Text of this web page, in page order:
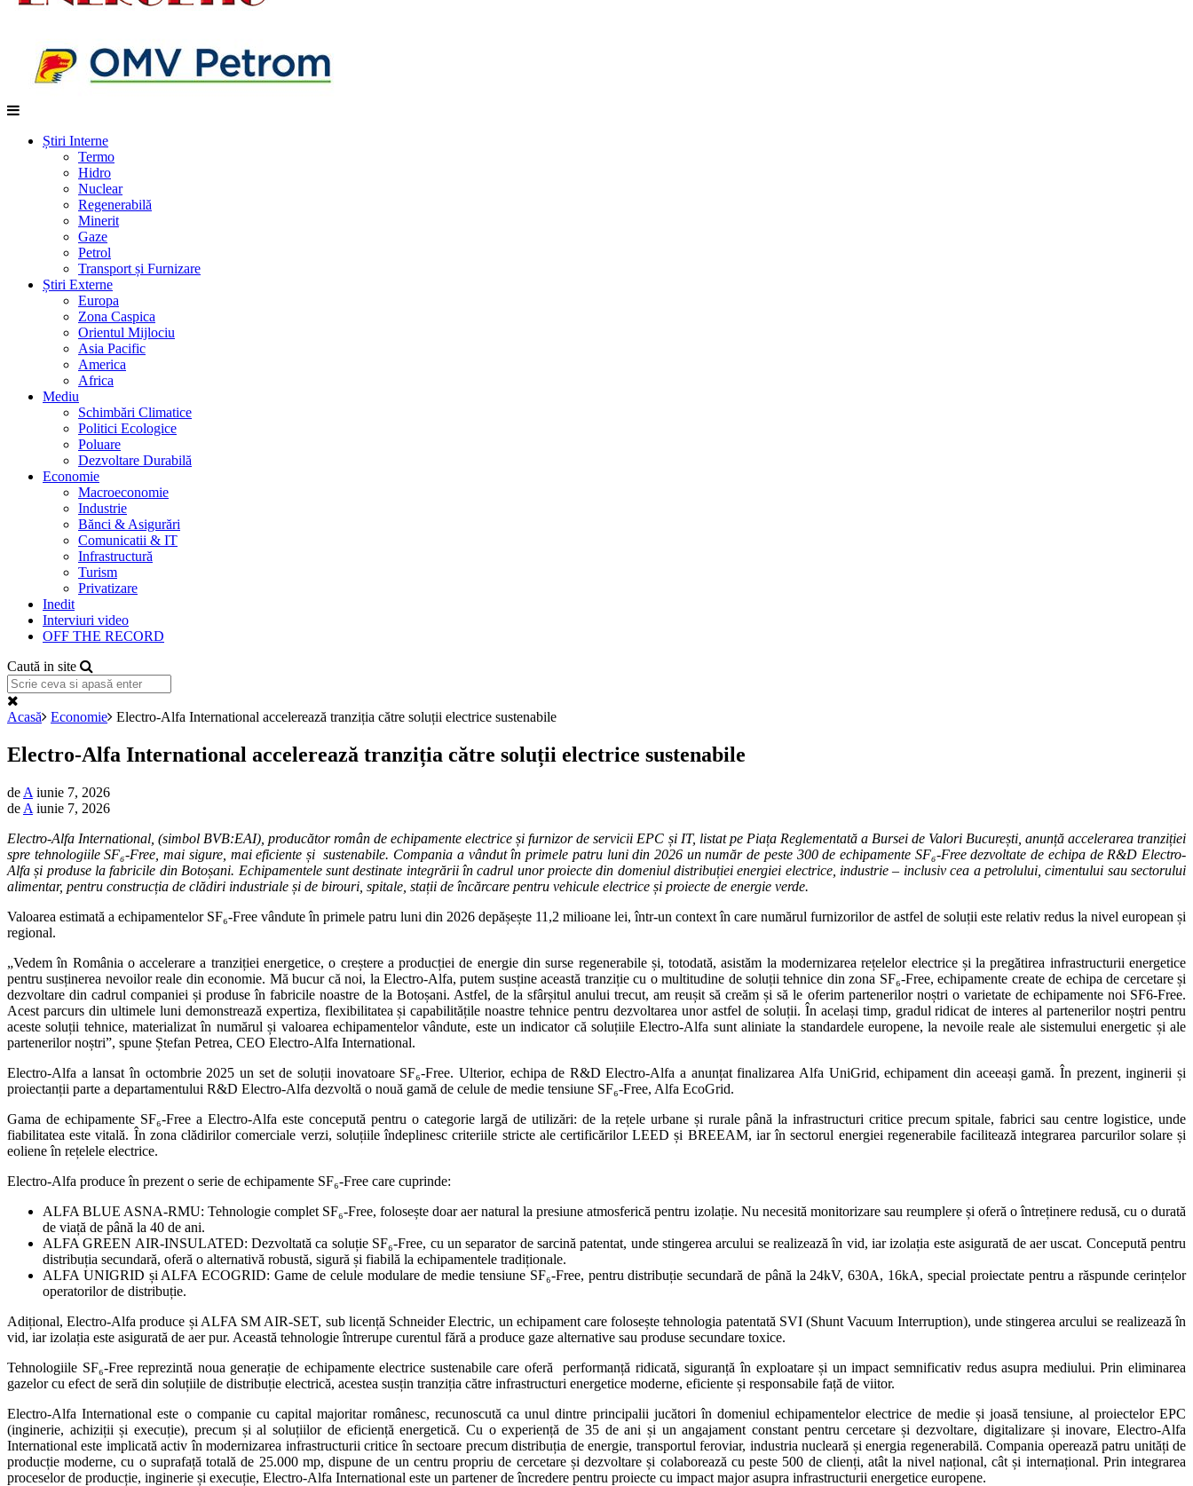
Știri Interne
Termo
Hidro
Nuclear
Regenerabilă
Minerit
Gaze
Petrol
Transport și Furnizare
Știri Externe
Europa
Zona Caspica
Orientul Mijlociu
Asia Pacific
America
Africa
Mediu
Schimbări Climatice
Politici Ecologice
Poluare
Dezvoltare Durabilă
Economie
Macroeconomie
Industrie
Bănci & Asigurări
Comunicatii & IT
Infrastructură
Turism
Privatizare
Inedit
Interviuri video
OFF THE RECORD
Caută in site
Acasă Economie Electro-Alfa International accelerează tranziția către soluții electrice sustenabile
Electro-Alfa International accelerează tranziția către soluții electrice sustenabile
de A iunie 7, 2026
de A iunie 7, 2026
Electro-Alfa International, (simbol BVB:EAI), producător român de echipamente electrice și furnizor de servicii EPC și IT, listat pe Piața Reglementată a Bursei de Valori București, anunță accelerarea tranziției
spre tehnologiile SF₆-Free, mai sigure, mai eficiente și sustenabile. Compania a vândut în primele patru luni din 2026 un număr de peste 300 de echipamente SF₆-Free dezvoltate de echipa de R&D Electro-
Alfa și produse la fabricile din Botoșani. Echipamentele sunt destinate integrării în cadrul unor proiecte din domeniul distribuției energiei electrice, industrie – inclusiv cea a petrolului, cimentului sau sectorului
alimentar, pentru construcția de clădiri industriale și de birouri, spitale, stații de încărcare pentru vehicule electrice și proiecte de energie verde.
Valoarea estimată a echipamentelor SF₆-Free vândute în primele patru luni din 2026 depășește 11,2 milioane lei, într-un context în care numărul furnizorilor de astfel de soluții este relativ redus la nivel european și
regional.
„Vedem în România o accelerare a tranziției energetice, o creștere a producției de energie din surse regenerabile și, totodată, asistăm la modernizarea rețelelor electrice și la pregătirea infrastructurii energetice
pentru susținerea nevoilor reale din economie. Mă bucur că noi, la Electro-Alfa, putem susține această tranziție cu o multitudine de soluții tehnice din zona SF₆-Free, echipamente create de echipa de cercetare și
dezvoltare din cadrul companiei și produse în fabricile noastre de la Botoșani. Astfel, de la sfârșitul anului trecut, am reușit să creăm și să le oferim partenerilor noștri o varietate de echipamente noi SF6-Free.
Acest parcurs din ultimele luni demonstrează expertiza, flexibilitatea și capabilitățile noastre tehnice pentru dezvoltarea unor astfel de soluții. În același timp, gradul ridicat de interes al partenerilor noștri pentru
aceste soluții tehnice, materializat în numărul și valoarea echipamentelor vândute, este un indicator că soluțiile Electro-Alfa sunt aliniate la standardele europene, la nevoile reale ale sistemului energetic și ale
partenerilor noștri”, spune Ștefan Petrea, CEO Electro-Alfa International.
Electro-Alfa a lansat în octombrie 2025 un set de soluții inovatoare SF₆-Free. Ulterior, echipa de R&D Electro-Alfa a anunțat finalizarea Alfa UniGrid, echipament din aceeași gamă. În prezent, inginerii și
proiectanții parte a departamentului R&D Electro-Alfa dezvoltă o nouă gamă de celule de medie tensiune SF₆-Free, Alfa EcoGrid.
Gama de echipamente SF₆-Free a Electro-Alfa este concepută pentru o categorie largă de utilizări: de la rețele urbane și rurale până la infrastructuri critice precum spitale, fabrici sau centre logistice, unde
fiabilitatea este vitală. În zona clădirilor comerciale verzi, soluțiile îndeplinesc criteriile stricte ale certificărilor LEED și BREEAM, iar în sectorul energiei regenerabile facilitează integrarea parcurilor solare și
eoliene în rețelele electrice.
Electro-Alfa produce în prezent o serie de echipamente SF₆-Free care cuprinde:
ALFA BLUE ASNA-RMU: Tehnologie complet SF₆-Free, folosește doar aer natural la presiune atmosferică pentru izolație. Nu necesită monitorizare sau reumplere și oferă o întreținere redusă, cu o durată
de viață de până la 40 de ani.
ALFA GREEN AIR-INSULATED: Dezvoltată ca soluție SF₆-Free, cu un separator de sarcină patentat, unde stingerea arcului se realizează în vid, iar izolația este asigurată de aer uscat. Concepută pentru
distribuția secundară, oferă o alternativă robustă, sigură și fiabilă la echipamentele tradiționale.
ALFA UNIGRID și ALFA ECOGRID: Game de celule modulare de medie tensiune SF₆-Free, pentru distribuție secundară de până la 24kV, 630A, 16kA, special proiectate pentru a răspunde cerințelor
operatorilor de distribuție.
Adițional, Electro-Alfa produce și ALFA SM AIR-SET, sub licență Schneider Electric, un echipament care folosește tehnologia patentată SVI (Shunt Vacuum Interruption), unde stingerea arcului se realizează în
vid, iar izolația este asigurată de aer pur. Această tehnologie întrerupe curentul fără a produce gaze alternative sau produse secundare toxice.
Tehnologiile SF₆-Free reprezintă noua generație de echipamente electrice sustenabile care oferă performanță ridicată, siguranță în exploatare și un impact semnificativ redus asupra mediului. Prin eliminarea
gazelor cu efect de seră din soluțiile de distribuție electrică, acestea susțin tranziția către infrastructuri energetice moderne, eficiente și responsabile față de viitor.
Electro-Alfa International este o companie cu capital majoritar românesc, recunoscută ca unul dintre principalii jucători în domeniul echipamentelor electrice de medie și joasă tensiune, al proiectelor EPC
(inginerie, achiziții și execuție), precum și al soluțiilor de eficiență energetică. Cu o experiență de 35 de ani și un angajament constant pentru cercetare și dezvoltare, digitalizare și inovare, Electro-Alfa
International este implicată activ în modernizarea infrastructurii critice în sectoare precum distribuția de energie, transportul feroviar, industria nucleară și energia regenerabilă. Compania operează patru unități de
producție moderne, cu o suprafață totală de 25.000 mp, dispune de un centru propriu de cercetare și dezvoltare și colaborează cu peste 500 de clienți, atât la nivel național, cât și internațional. Prin integrarea
proceselor de producție, inginerie și execuție, Electro-Alfa International este un partener de încredere pentru proiecte cu impact major asupra infrastructurii energetice europene.